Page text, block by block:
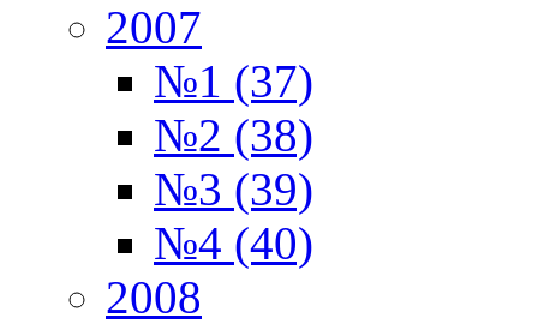
2007
№1 (37)
№2 (38)
№3 (39)
№4 (40)
2008